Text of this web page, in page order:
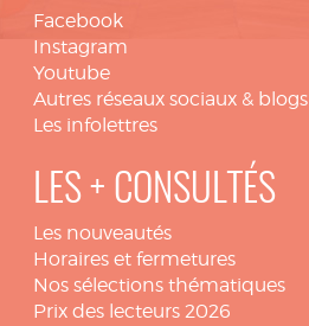
Facebook
Instagram
Youtube
Autres réseaux sociaux & blogs
Les infolettres
LES + CONSULTÉS
Les nouveautés
Horaires et fermetures
Nos sélections thématiques
Prix des lecteurs 2026